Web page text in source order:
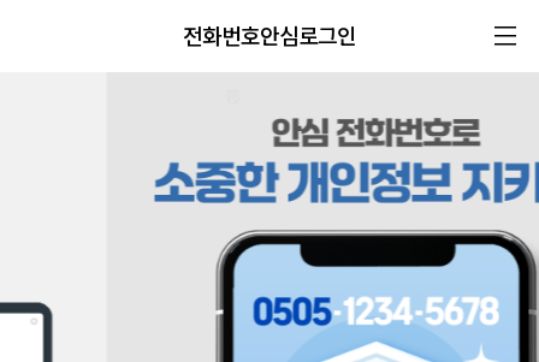
전화번호안심로그인